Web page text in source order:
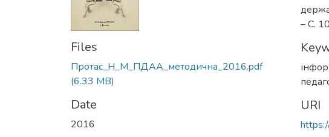
Files
Протас_Н_М_ПДАА_методична_2016.pdf
(6.33 MB)
Date
2016
– С.
URI